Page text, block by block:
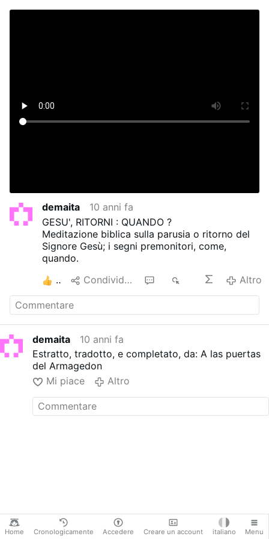
Home Cronologicamente Accedere Creare un account italiano Menu
demaita
10 anni fa
GESU', RITORNI : QUANDO ?
Meditazione biblica sulla parusia o ritorno del
Signore Gesù; i segni premonitori, come,
quando.
2
Condividere Altro
demaita
10 anni fa
Estratto, tradotto, e completato, da: A las puertas
del Armagedon
Mi piace
Altro